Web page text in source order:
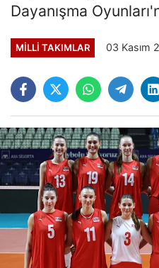
Dayanışma
MILLI TAKIMLAR 03 Kasım